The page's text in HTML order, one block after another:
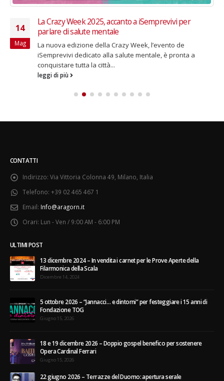
14
Mag
La Crazy Week 2025, accanto a iSemprevivi per
parlare di salute mentale
La nuova edizione della Crazy Week, l’evento de
iSemprevivi dedicato alla salute mentale, è pronta a
conquistare tutta la città...
leggi di più
CONTATTI
Indirizzo: Via Vittoria Colonna 49, Milano, Italia
Telefono: +39 02 465 467 1
Email: Info@aragorn.it
Orari: Lun - Ven / 9:00 AM - 6:00 PM
ULTIMI POST
13 dicembre 2024 – In vendita i carnet per le Prove Aperte della
Filarmonica della Scala
Dicembre 14, 2024
5 ottobre 2026 – “Jannacci… e dintorni” per festeggiare i 15 anni di
Fondazione TOG
Giugno 15, 2026
18 e 19 dicembre 2026 – Doppio gospel benefico per sostenere
Opera Cardinal Ferrari
Giugno 15, 2026
22 giugno 2026 – Terrazze del Duomo: apertura serale